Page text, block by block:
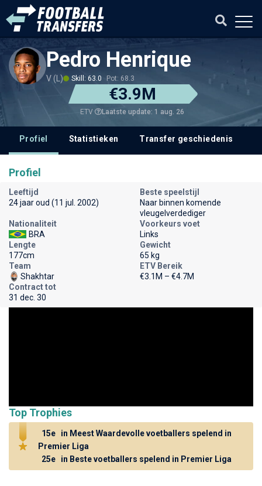
Pedro Henrique
V (L) Skill: 63.0 Pot: 68.3
€3.9M
ETV Laatste update: 1 aug. 26
Profiel Statistieken Transfer geschiedenis
Profiel
Leeftijd
24 jaar oud (11 jul. 2002)
Beste speelstijl
Naar binnen komende
vleugelverdediger
Nationaliteit
BRA
Voorkeurs voet
Links
Lengte
177cm
Gewicht
65 kg
Team
Shakhtar
ETV Bereik
€3.1M – €4.7M
Contract tot
31 dec. 30
Top Trophies
15e
in Meest Waardevolle voetballers spelend in
Premier Liga
25e
in Beste voetballers spelend in Premier Liga